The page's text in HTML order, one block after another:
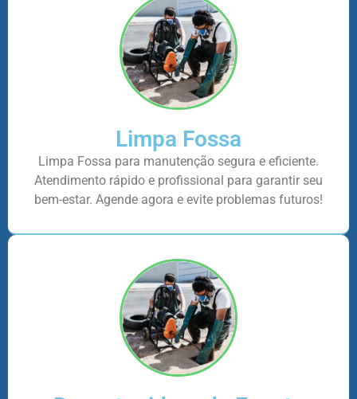
Limpa Fossa
Limpa Fossa para manutenção segura e eficiente.
Atendimento rápido e profissional para garantir seu
bem-estar. Agende agora e evite problemas futuros!